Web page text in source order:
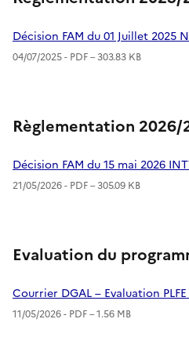
Décision FAM du 01 Juillet 2025
04/07/2025 - PDF– 303.83 KB
Règlementation 2026/
Décision FAM du 15 mai 2026
21/05/2026 - PDF– 305.09 KB
Evaluation du
Courrier DGAL – Evaluation PLFE
11/05/2026 - PDF– 1.56 MB